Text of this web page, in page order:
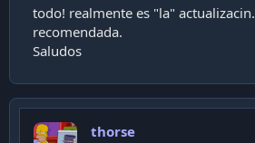
todo! realmente es "la" actualizacin.
recomendada.
Saludos
thorse